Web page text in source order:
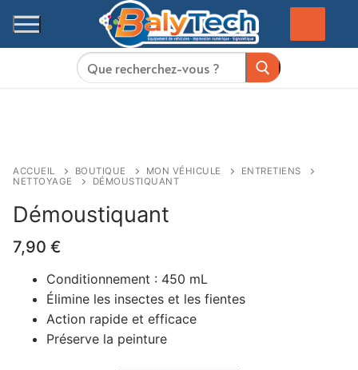
au
contenu
Rechercher
ACCUEIL BOUTIQUE MON VÉHICULE
ENTRETIENS
NETTOYAGE
DÉMOUSTIQUANT
Démoustiquant
7,90 €
Conditionnement : 450 mL
Élimine les insectes et les fientes
Action rapide et efficace
Préserve la peinture